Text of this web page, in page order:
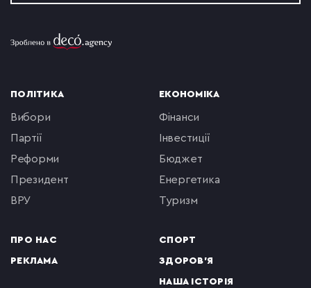
ПОЛІТИКА
вибори
партії
реформи
президент
ВРУ
ПРО НАС
РЕКЛАМА
ЕКОНОМІКА
фінанси
інвестиції
бюджет
енергетика
туризм
СПОРТ
ЗДОРОВ'Я
НАША ІСТОРІЯ